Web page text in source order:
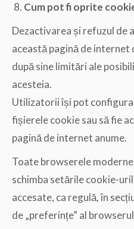
Cum pot fi oprite
Dezactivarea și refuzul de
această pagină de
după sine limitări ale
acesteia.
Utilizatorii își pot
fișierele cookie sau să fie
pagină de internet anume.
Toate browserele
schimba setările cookie-
accesate, ca regulă, în
de „preferințe” al